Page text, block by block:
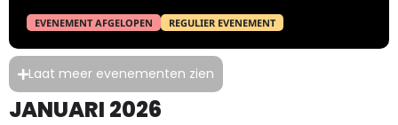
EVENEMENT AFGELOPEN REGULIER EVENEMENT
Laat meer evenementen zien
JANUARI 2026